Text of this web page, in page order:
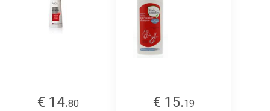
€ 14.80
€ 15.19